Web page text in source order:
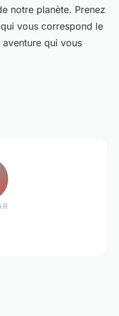
notre planète. Prenez
vous correspond le
qui vous